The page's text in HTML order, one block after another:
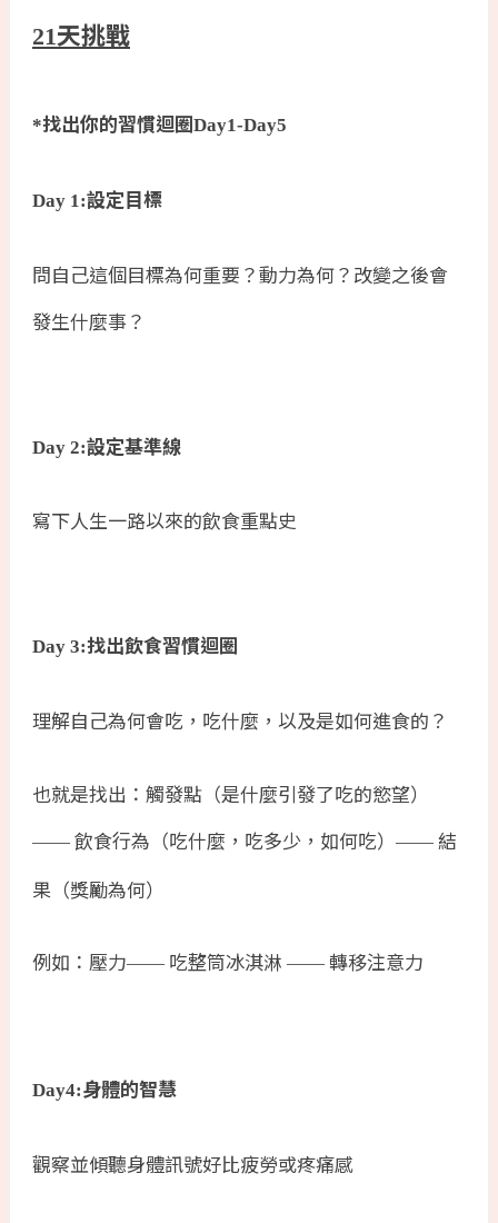
21天挑戰
*找出你的習慣迴圈Day1-Day5
Day 1:設定目標
問自己這個目標為何重要？動力為何？改變之後會
發生什麼事？
Day 2:設定基準線
寫下人生一路以來的飲食重點史
Day 3:找出飲食習慣迴圈
理解自己為何會吃，吃什麼，以及是如何進食的？
也就是找出：觸發點（是什麼引發了吃的慾望）
—— 飲食行為（吃什麼，吃多少，如何吃） —— 結
果（獎勵為何）
例如：壓力—— 吃整筒冰淇淋 —— 轉移注意力
Day4:身體的智慧
觀察並傾聽身體訊號好比疲勞或疼痛感